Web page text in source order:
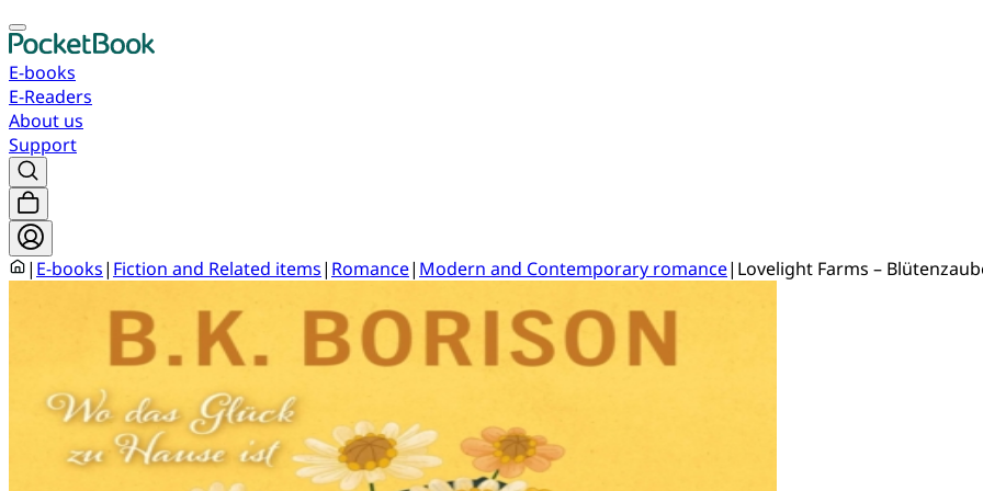
E-books
E-Readers
About us
Support
| E-books| Fiction and Related items| Romance| Modern and Contemporary romance| Lovelight Farms –